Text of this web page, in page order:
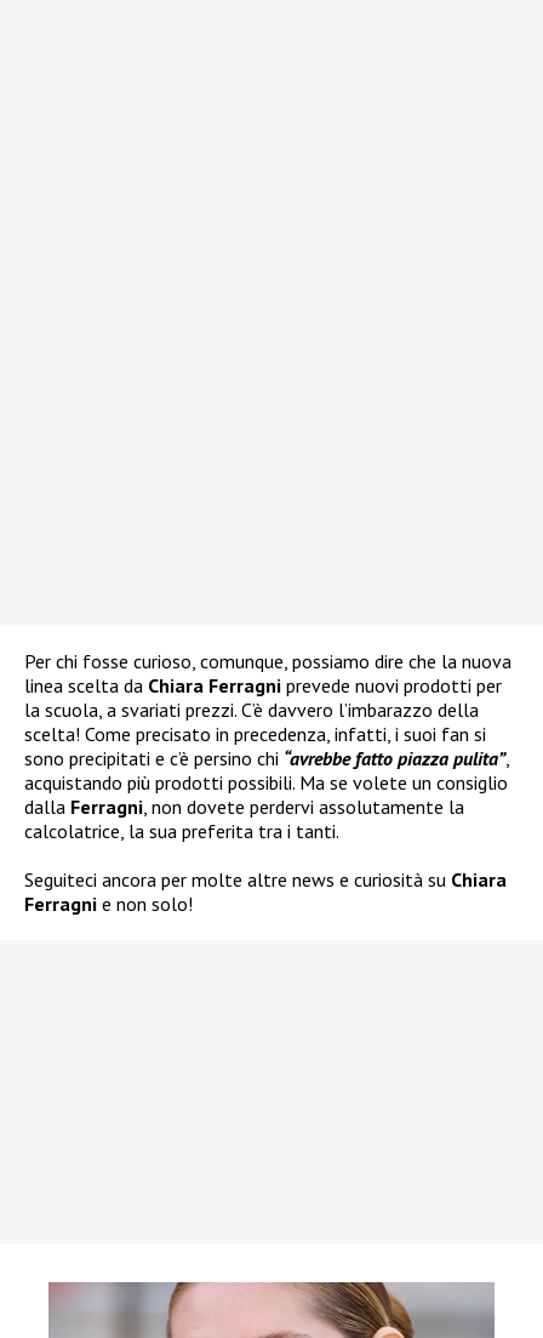
Per chi fosse curioso, comunque, possiamo dire che la nuova
linea scelta da Chiara Ferragni prevede nuovi prodotti per
la scuola, a svariati prezzi. C’è davvero l’imbarazzo della
scelta! Come precisato in precedenza, infatti, i suoi fan si
sono precipitati e c’è persino chi “avrebbe fatto piazza pulita”,
acquistando più prodotti possibili. Ma se volete un consiglio
dalla Ferragni, non dovete perdervi assolutamente la
calcolatrice, la sua preferita tra i tanti.
Seguiteci ancora per molte altre news e curiosità su Chiara
Ferragni e non solo!